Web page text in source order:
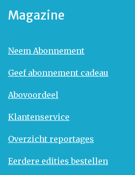
Magazine
Neem Abonnement
Geef abonnement cadeau
Abovoordeel
Klantenservice
Overzicht reportages
Eerdere edities bestellen